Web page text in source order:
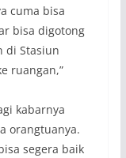
cuma bisa
bisa digotong
di Stasiun
ruangan,”
kabarnya
orangtuanya.
segera baik